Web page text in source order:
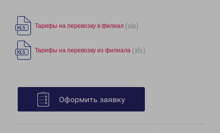
Тарифы на перевозку в филиал (xls)
Тарифы на перевозку из филиала (xls)
Оформить заявку